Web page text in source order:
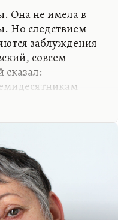
Она не имела в
Но следствием
заблуждения
совсем
в том, что
иллюзии. Вот
же всё-таки биолог,
а не
социальные